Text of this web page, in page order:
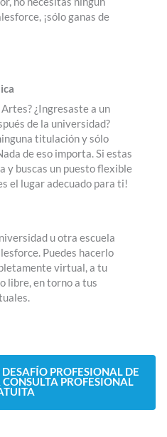
¡sólo ganas de
¿Ingresaste a un
de la universidad?
titulación y sólo
de eso importa. Si estas
y buscas un puesto flexible
el lugar adecuado para ti!
u otra escuela
Puedes hacerlo
virtual, a tu
libre, en torno a tus
PROFESIONAL DE
PROFESIONAL